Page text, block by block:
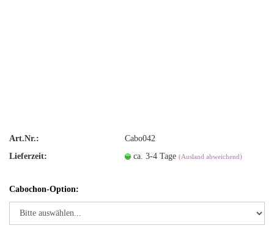
Art.Nr.:
Cabo042
Lieferzeit:
ca. 3-4 Tage(Ausland abweichend)
Cabochon-Option: